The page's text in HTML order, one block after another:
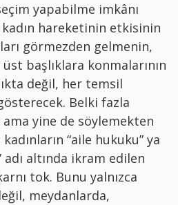
yapabilme imkânı
kadın hareketinin etkisinin
görmezden gelmenin,
başlıklara konmalarının
değil, her temsil
Belki fazla
yine de söylemekten
“aile hukuku” ya
adı altında ikram edilen
tok. Bunu yalnızca
meydanlarda,